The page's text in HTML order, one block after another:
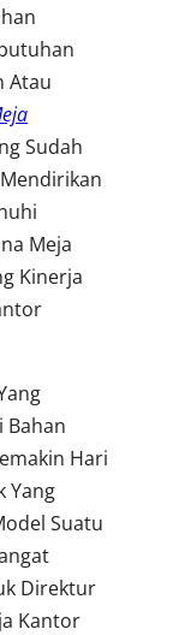
Atau
Sudah
Meja
Kinerja
Bahan
Hari
Yang
Suatu
Direktur
Kantor